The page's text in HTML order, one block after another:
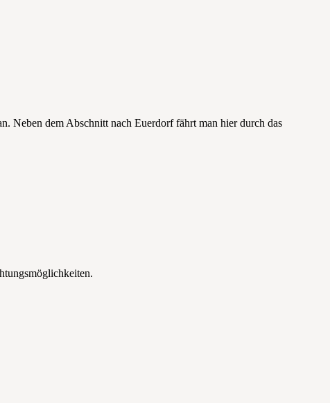
Neben dem Abschnitt nach Euerdorf fährt man hier durch das